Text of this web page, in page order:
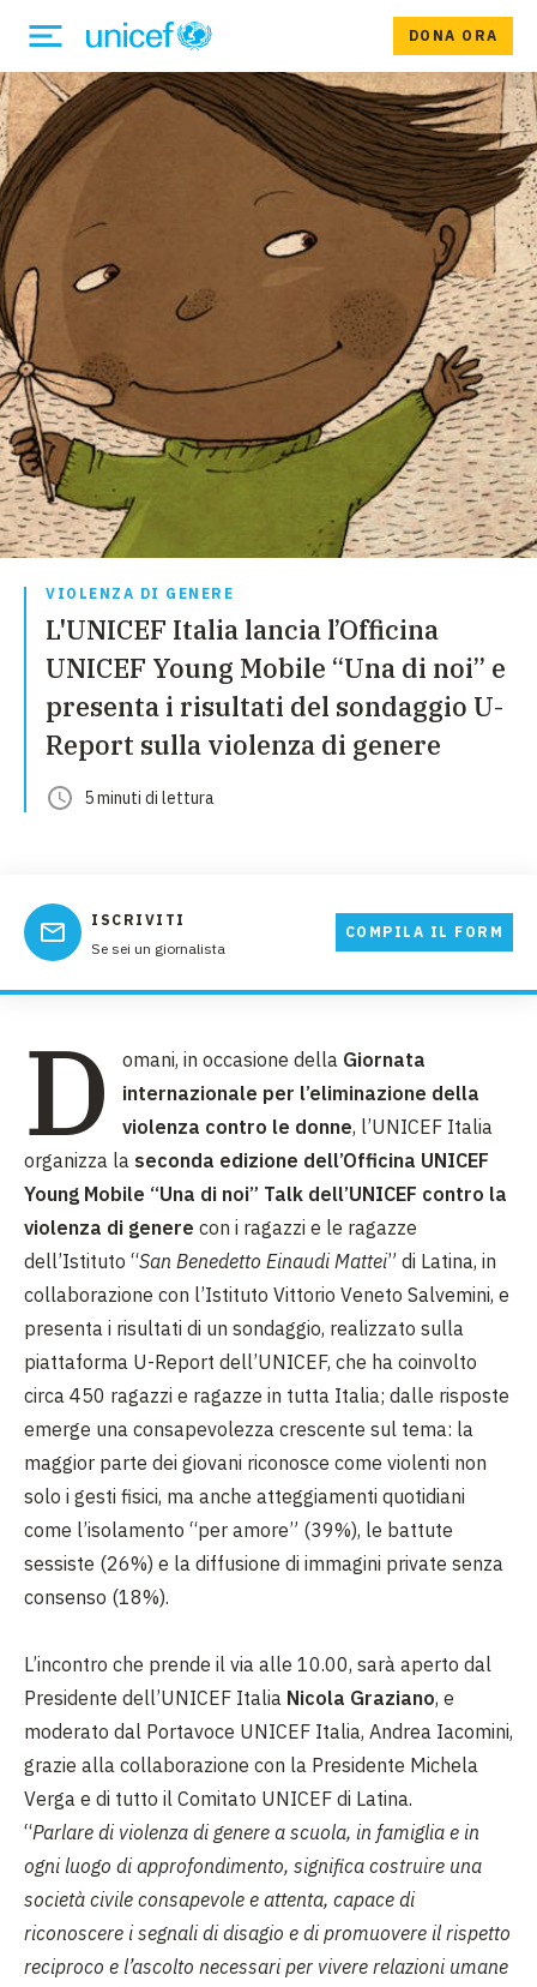
DONA ORA
VIOLENZA DI GENERE
L'UNICEF Italia lancia l’Officina
UNICEF Young Mobile “Una di noi” e
presenta i risultati del sondaggio U-
Report sulla violenza di genere
5minuti di lettura
ISCRIVITI
Se sei un giornalista
COMPILA IL FORM
D omani, in occasione della Giornata
internazionale per l’eliminazione della
violenza contro le donne, l’UNICEF Italia
organizza la seconda edizione dell’Officina UNICEF
Young Mobile “Una di noi” Talk dell’UNICEF contro la
violenza di genere con i ragazzi e le ragazze
dell’Istituto “San Benedetto Einaudi Mattei” di Latina, in
collaborazione con l’Istituto Vittorio Veneto Salvemini, e
presenta i risultati di un sondaggio, realizzato sulla
piattaforma U-Report dell’UNICEF, che ha coinvolto
circa 450 ragazzi e ragazze in tutta Italia; dalle risposte
emerge una consapevolezza crescente sul tema: la
maggior parte dei giovani riconosce come violenti non
solo i gesti fisici, ma anche atteggiamenti quotidiani
come l’isolamento “per amore” (39%), le battute
sessiste (26%) e la diffusione di immagini private senza
consenso (18%).
L’incontro che prende il via alle 10.00, sarà aperto dal
Presidente dell’UNICEF Italia Nicola Graziano, e
moderato dal Portavoce UNICEF Italia, Andrea Iacomini,
grazie alla collaborazione con la Presidente Michela
Verga e di tutto il Comitato UNICEF di Latina.
“Parlare di violenza di genere a scuola, in famiglia e in
ogni luogo di approfondimento, significa costruire una
società civile consapevole e attenta, capace di
riconoscere i segnali di disagio e di promuovere il rispetto
reciproco e l’ascolto necessari per vivere relazioni umane